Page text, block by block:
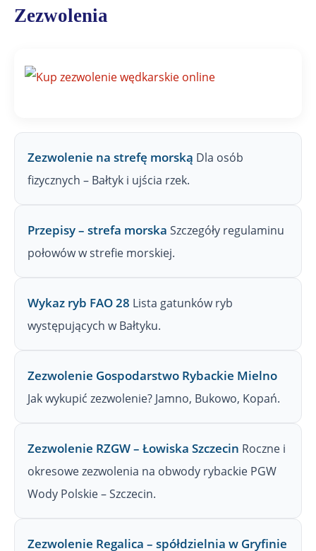
k
a
Zezwolenia
Zezwolenie na strefę morską Dla osób
fizycznych – Bałtyk i ujścia rzek.
Przepisy – strefa morska Szczegóły regulaminu
połowów w strefie morskiej.
Wykaz ryb FAO 28 Lista gatunków ryb
występujących w Bałtyku.
Zezwolenie Gospodarstwo Rybackie Mielno
Jak wykupić zezwolenie? Jamno, Bukowo, Kopań.
Zezwolenie RZGW – Łowiska Szczecin Roczne i
okresowe zezwolenia na obwody rybackie PGW
Wody Polskie – Szczecin.
Zezwolenie Regalica – spółdzielnia w Gryfinie